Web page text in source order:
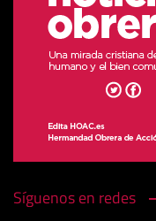
Síguenos en redes